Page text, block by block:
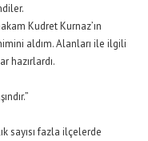
Kudret Kurnaz’ın
aldım. Alanları ile ilgili
hazırlardı.
sayısı fazla ilçelerde